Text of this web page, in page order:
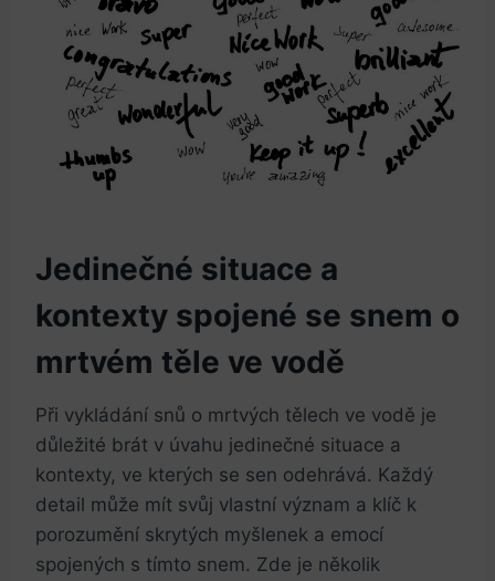
Jedinečné situace a
kontexty spojené se snem o
mrtvém těle ve vodě
Při vykládání snů o mrtvých tělech ve vodě je
důležité brát v úvahu jedinečné situace a
kontexty, ve kterých se sen odehrává. Každý
detail může mít svůj vlastní význam a klíč k
porozumění skrytých myšlenek a emocí
spojených s tímto snem. Zde je několik